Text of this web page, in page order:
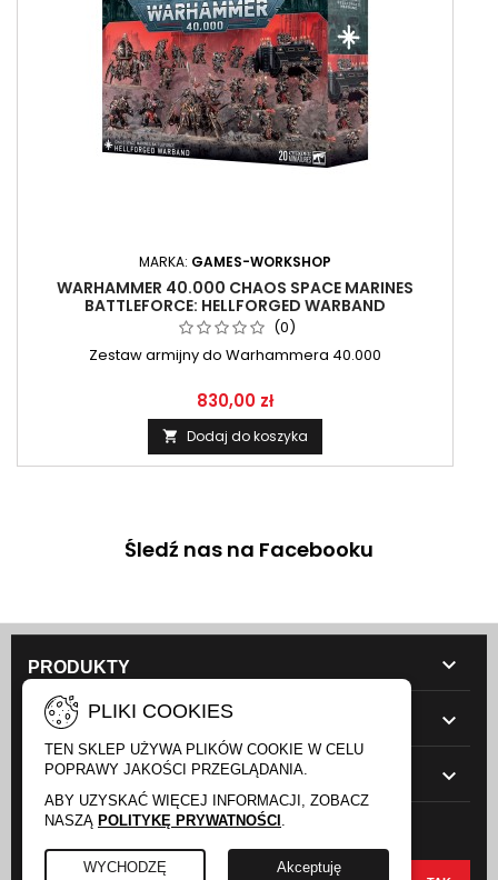
MARKA: GAMES-WORKSHOP
WARHAMMER 40.000 CHAOS SPACE MARINES
BATTLEFORCE: HELLFORGED WARBAND
(0)
Zestaw armijny do Warhammera 40.000
830,00 zł
 Dodaj do koszyka
Śledź nas na Facebooku
PRODUKTY 
NASZA FIRMA 
TWOJE KONTO 
PLIKI COOKIES
TEN SKLEP UŻYWA PLIKÓW COOKIE W CELU
POPRAWY JAKOŚCI PRZEGLĄDANIA.
ABY UZYSKAĆ WIĘCEJ INFORMACJI, ZOBACZ
NASZĄ POLITYKĘ PRYWATNOŚCI .
WYCHODZĘ Akceptuję